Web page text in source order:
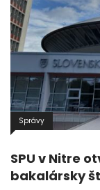
Správy
SPU v Nitre
bakalársky